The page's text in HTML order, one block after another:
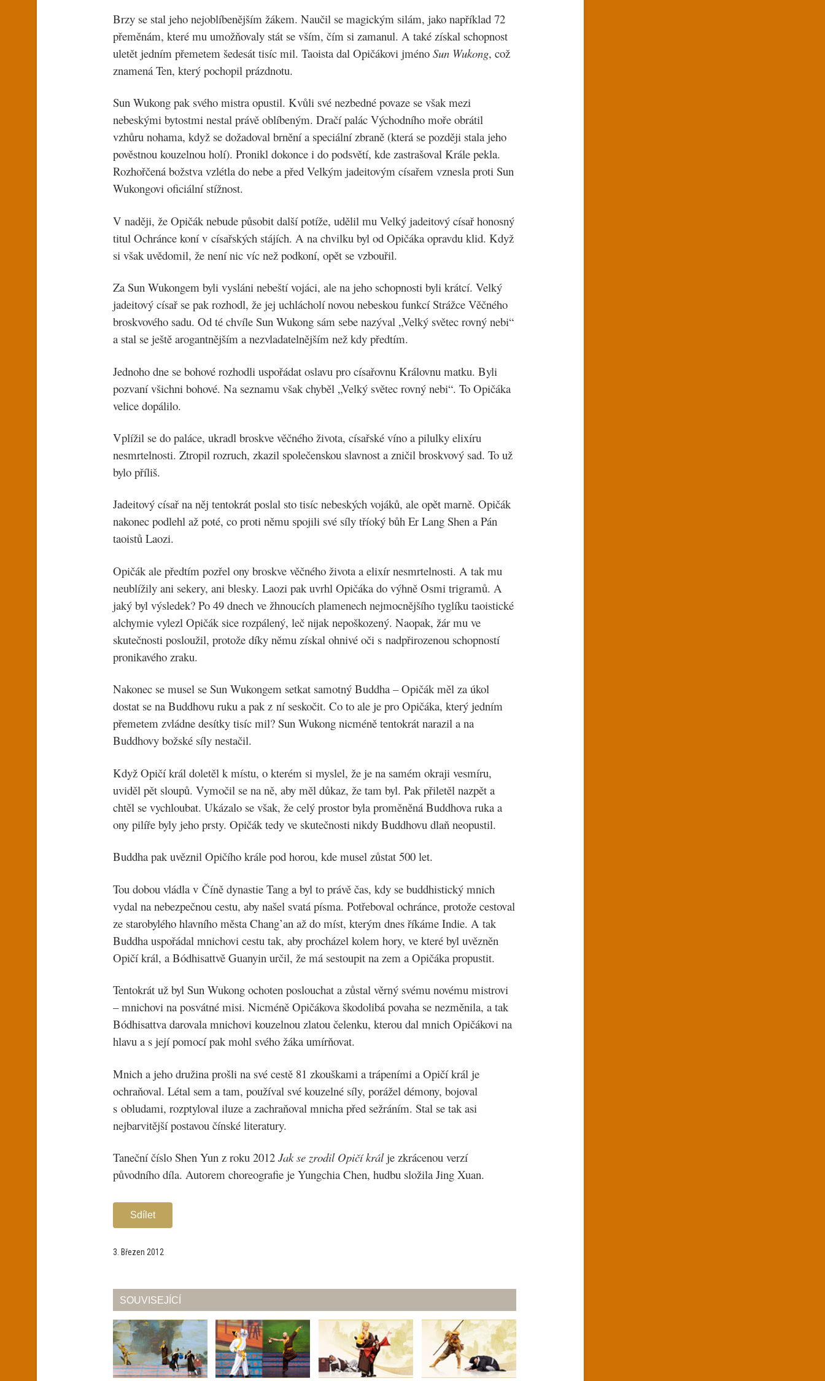
Brzy se stal jeho nejoblíbenějším žákem. Naučil se magickým silám, jako například 72
přeměnám, které mu umožňovaly stát se vším, čím si zamanul. A také získal schopnost
uletět jedním přemetem šedesát tisíc mil. Taoista dal Opičákovi jméno Sun Wukong, což
znamená Ten, který pochopil prázdnotu.
Sun Wukong pak svého mistra opustil. Kvůli své nezbedné povaze se však mezi
nebeskými bytostmi nestal právě oblíbeným. Dračí palác Východního moře obrátil
vzhůru nohama, když se dožadoval brnění a speciální zbraně (která se později stala jeho
pověstnou kouzelnou holí). Pronikl dokonce i do podsvětí, kde zastrašoval Krále pekla.
Rozhořčená božstva vzlétla do nebe a před Velkým jadeitovým císařem vznesla proti Sun
Wukongovi oficiální stížnost.
V naději, že Opičák nebude působit další potíže, udělil mu Velký jadeitový císař honosný
titul Ochránce koní v císařských stájích. A na chvilku byl od Opičáka opravdu klid. Když
si však uvědomil, že není nic víc než podkoní, opět se vzbouřil.
Za Sun Wukongem byli vysláni nebeští vojáci, ale na jeho schopnosti byli krátcí. Velký
jadeitový císař se pak rozhodl, že jej uchlácholí novou nebeskou funkcí Strážce Věčného
broskvového sadu. Od té chvíle Sun Wukong sám sebe nazýval „Velký světec rovný nebi“
a stal se ještě arogantnějším a nezvladatelnějším než kdy předtím.
Jednoho dne se bohové rozhodli uspořádat oslavu pro císařovnu Královnu matku. Byli
pozvaní všichni bohové. Na seznamu však chyběl „Velký světec rovný nebi“. To Opičáka
velice dopálilo.
Vplížil se do paláce, ukradl broskve věčného života, císařské víno a pilulky elixíru
nesmrtelnosti. Ztropil rozruch, zkazil společenskou slavnost a zničil broskvový sad. To už
bylo příliš.
Jadeitový císař na něj tentokrát poslal sto tisíc nebeských vojáků, ale opět marně. Opičák
nakonec podlehl až poté, co proti němu spojili své síly tříoký bůh Er Lang Shen a Pán
taoistů Laozi.
Opičák ale předtím pozřel ony broskve věčného života a elixír nesmrtelnosti. A tak mu
neublížily ani sekery, ani blesky. Laozi pak uvrhl Opičáka do výhně Osmi trigramů. A
jaký byl výsledek? Po 49 dnech ve žhnoucích plamenech nejmocnějšího tyglíku taoistické
alchymie vylezl Opičák sice rozpálený, leč nijak nepoškozený. Naopak, žár mu ve
skutečnosti posloužil, protože díky němu získal ohnivé oči s nadpřirozenou schopností
pronikavého zraku.
Nakonec se musel se Sun Wukongem setkat samotný Buddha – Opičák měl za úkol
dostat se na Buddhovu ruku a pak z ní seskočit. Co to ale je pro Opičáka, který jedním
přemetem zvládne desítky tisíc mil? Sun Wukong nicméně tentokrát narazil a na
Buddhovy božské síly nestačil.
Když Opičí král doletěl k místu, o kterém si myslel, že je na samém okraji vesmíru,
uviděl pět sloupů. Vymočil se na ně, aby měl důkaz, že tam byl. Pak přiletěl nazpět a
chtěl se vychloubat. Ukázalo se však, že celý prostor byla proměněná Buddhova ruka a
ony pilíře byly jeho prsty. Opičák tedy ve skutečnosti nikdy Buddhovu dlaň neopustil.
Buddha pak uvěznil Opičího krále pod horou, kde musel zůstat 500 let.
Tou dobou vládla v Číně dynastie Tang a byl to právě čas, kdy se buddhistický mnich
vydal na nebezpečnou cestu, aby našel svatá písma. Potřeboval ochránce, protože cestoval
ze starobylého hlavního města Chang’an až do míst, kterým dnes říkáme Indie. A tak
Buddha uspořádal mnichovi cestu tak, aby procházel kolem hory, ve které byl uvězněn
Opičí král, a Bódhisattvě Guanyin určil, že má sestoupit na zem a Opičáka propustit.
Tentokrát už byl Sun Wukong ochoten poslouchat a zůstal věrný svému novému mistrovi
– mnichovi na posvátné misi. Nicméně Opičákova škodolibá povaha se nezměnila, a tak
Bódhisattva darovala mnichovi kouzelnou zlatou čelenku, kterou dal mnich Opičákovi na
hlavu a s její pomocí pak mohl svého žáka umírňovat.
Mnich a jeho družina prošli na své cestě 81 zkouškami a trápeními a Opičí král je
ochraňoval. Létal sem a tam, používal své kouzelné síly, porážel démony, bojoval
s obludami, rozptyloval iluze a zachraňoval mnicha před sežráním. Stal se tak asi
nejbarvitější postavou čínské literatury.
Taneční číslo Shen Yun z roku 2012 Jak se zrodil Opičí králje zkrácenou verzí
původního díla. Autorem choreografie je Yungchia Chen, hudbu složila Jing Xuan.
Sdílet
3. Březen 2012
SOUVISEJÍCÍ